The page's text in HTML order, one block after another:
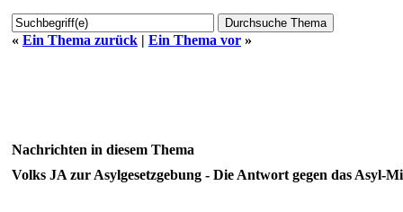
« Ein Thema zurück | Ein Thema vor »
Nachrichten in diesem Thema
Volks JA zur Asylgesetzgebung - Die Antwort gegen das Asyl-